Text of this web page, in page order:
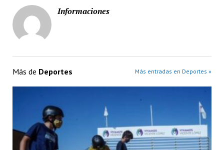
Informaciones
Más de Deportes Más entradas en Deportes »